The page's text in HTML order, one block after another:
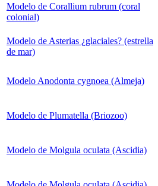
Modelo de Corallium rubrum (coral
colonial)
Modelo de Asterias ¿glaciales? (estrella
de mar)
Modelo Anodonta cygnoea (Almeja)
Modelo de Plumatella (Briozoo)
Modelo de Molgula oculata (Ascidia)